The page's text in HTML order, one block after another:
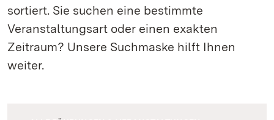
sortiert. Sie suchen eine bestimmte
Veranstaltungsart oder einen exakten
Zeitraum? Unsere Suchmaske hilft Ihnen
weiter.